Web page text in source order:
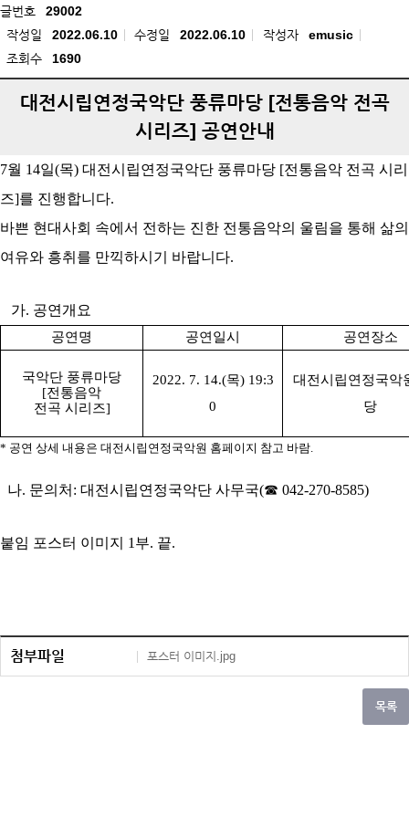
글번호
29002
작성일
2022.06.10 수정일 2022.06.10 작성자
emusic
조회수
1690
대전시립연정국악단 풍류마당 [전통음악 전곡
시리즈] 공연안내
7월 14일(목) 대전시립연정국악단 풍류마당 [전통음악 전곡 시리
즈]를 진행합니다.
바쁜 현대사회 속에서 전하는 진한 전통음악의 울림을 통해 삶의
여유와 흥취를 만끽하시기 바랍니다.
가. 공연개요
공연명 공연일시 공연장소
국악단 풍류마당
[전통음악
전곡 시리즈]
2022. 7. 14.(목) 19:3
0
대전시립연정국악
당
* 공연 상세 내용은 대전시립연정국악원 홈페이지 참고 바람
나. 문의처 : 대전시립연정국악단 사무국(☎ 042-270-8585)
붙임 포스터 이미지 1 부. 끝.
첨부파일 포스터 이미지.jpg